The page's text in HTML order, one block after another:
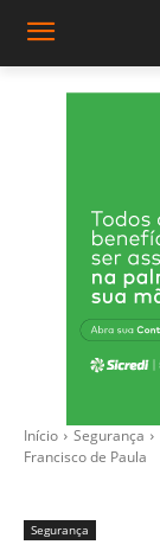
Início Segurança
Francisco de Paula
Segurança